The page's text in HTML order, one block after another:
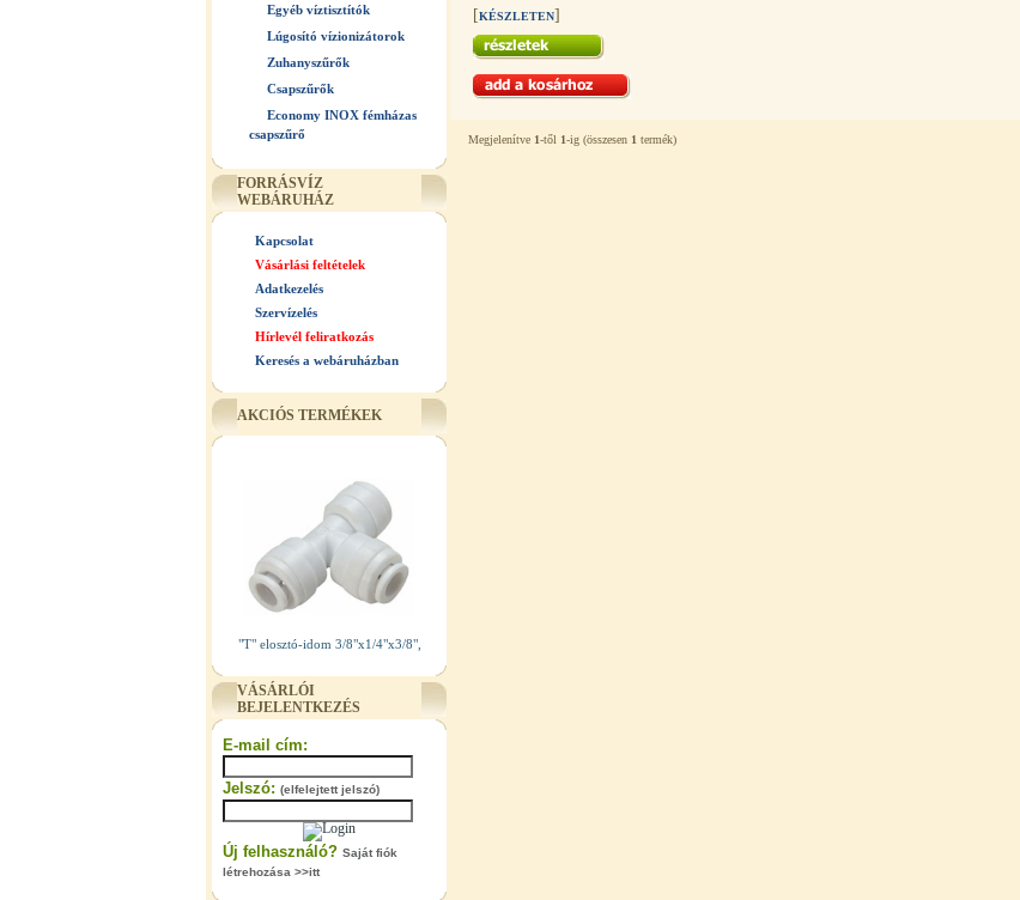
Egyéb víztisztítók
Lúgosító vízionizátorok
Zuhanyszűrők
Csapszűrők
Economy INOX fémházas
csapszűrő
FORRÁSVÍZ
WEBÁRUHÁZ
Kapcsolat
Vásárlási feltételek
Adatkezelés
Szervízelés
Hírlevél feliratkozás
Keresés a webáruházban
AKCIÓS TERMÉKEK
"T" elosztó-idom 3/8"x1/4"x3/8",
360,-Ft
320,-Ft
VÁSÁRLÓI
BEJELENTKEZÉS
E-mail cím:
Jelszó: (elfelejtett jelszó)
Új felhasználó? Saját fiók
létrehozása >>itt
[KÉSZLETEN]
Megjelenítve 1-től 1-ig (összesen 1 termék)